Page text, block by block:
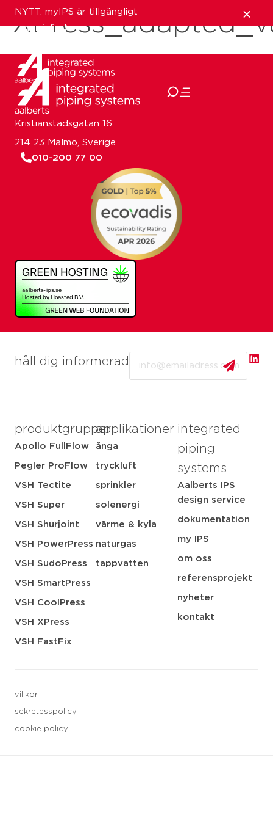
NYTT: myIPS är tillgängligt
mer info
stäng
håll dig informerad
produktgrupper
Apollo FullFlow
Pegler ProFlow
VSH Tectite
VSH Super
VSH Shurjoint
VSH PowerPress
VSH SudoPress
VSH SmartPress
VSH CoolPress
VSH XPress
VSH FastFix
applikationer
ånga
tryckluft
sprinkler
solenergi
värme & kyla
naturgas
tappvatten
integrated
piping
systems
Aalberts IPS
design service
dokumentation
my IPS
om oss
referensprojekt
nyheter
kontakt
villkor
sekretesspolicy
cookie policy
Kristianstadsgatan 16
214 23 Malmö, Sverige
010-200 77 00